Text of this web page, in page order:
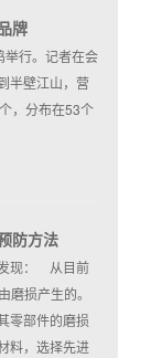
牌
举行。记者在会
半壁江山，营
，分布在53个
防方法
现： 从目前
损产生的。
零部件的磨损
料，选择先进